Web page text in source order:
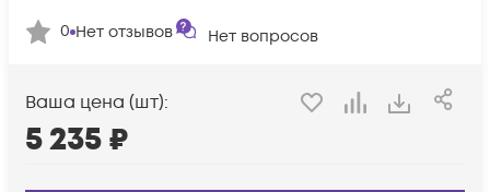
0 Нет отзывов Нет вопросов
Ваша цена (шт):
5 235₽